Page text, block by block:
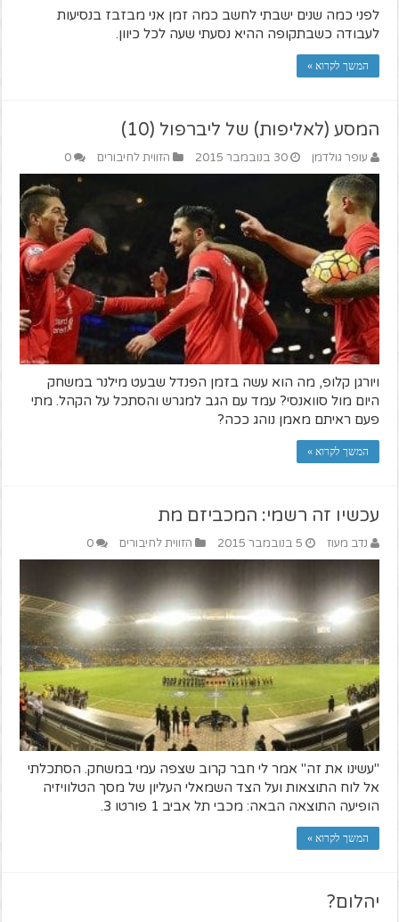
לפני כמה שנים ישבתי לחשב כמה זמן אני מבזבז בנסיעות
לעבודה כשבתקופה ההיא נסעתי שעה לכל כיוון.
המשך לקרוא »
המסע (לאליפות) של ליברפול (10)
עופר גולדמן 30 בנובמבר 2015 הזווית לחיבורים 0
ויורגן קלופ, מה הוא עשה בזמן הפנדל שבעט מילנר במשחק
היום מול סוואנסי? עמד עם הגב למגרש והסתכל על הקהל. מתי
פעם ראיתם מאמן נוהג ככה?
המשך לקרוא »
עכשיו זה רשמי: המכביזם מת
נדב מעוז 5 בנובמבר 2015 הזווית לחיבורים 0
"עשינו את זה" אמר לי חבר קרוב שצפה עמי במשחק. הסתכלתי
אל לוח התוצאות ועל הצד השמאלי העליון של מסך הטלוויזיה
הופיעה התוצאה הבאה: מכבי תל אביב 1 פורטו 3.
המשך לקרוא »
יהלום?